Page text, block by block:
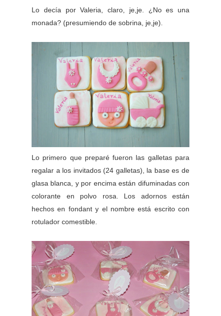
Lo decía por Valeria, claro, je,je. ¿No es una
monada? (presumiendo de sobrina, je,je).
Lo primero que preparé fueron las galletas para
regalar a los invitados (24 galletas), la base es de
glasa blanca, y por encima están difuminadas con
colorante en polvo rosa. Los adornos están
hechos en fondant y el nombre está escrito con
rotulador comestible.